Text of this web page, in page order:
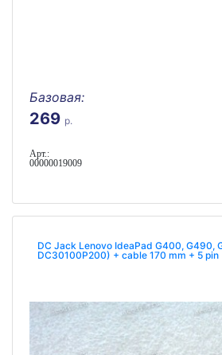
Базовая:
269 р.
Арт.:
00000019009
DC Jack Lenovo IdeaPad G400, G490,
DC30100P200) + cable 170 mm + 5 pin